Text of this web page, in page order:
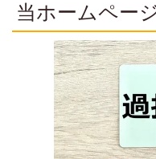
当ホームペー